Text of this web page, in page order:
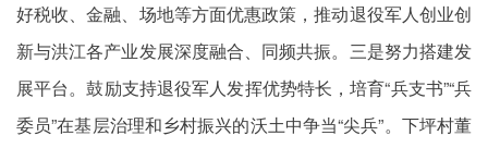
好税收、金融、场地等方面优惠政策，推动退役军人创业创
新与洪江各产业发展深度融合、同频共振。三是努力搭建发
展平台。鼓励支持退役军人发挥优势特长，培育“兵支书”“兵
委员”在基层治理和乡村振兴的沃土中争当“尖兵”。下坪村董